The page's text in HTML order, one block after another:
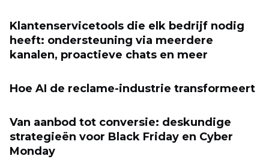
Klantenservicetools die elk bedrijf nodig
heeft: ondersteuning via meerdere
kanalen, proactieve chats en meer
Hoe AI de reclame-industrie transformeert
Van aanbod tot conversie: deskundige
strategieën voor Black Friday en Cyber ​​
Monday